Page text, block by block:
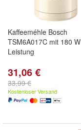
Kaffeeméhle Bosch
TSM6A017C mit 180 W
Leistung
31,06 €
33,99 €
Kostenloser Versand